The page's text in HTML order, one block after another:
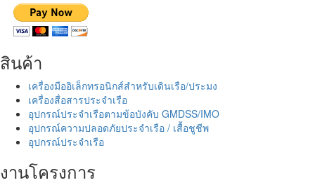
สินค้า
เครื่องมืออิเล็กทรอนิกส์สำหรับเดินเรือ/ประมง
เครื่องสื่อสารประจำเรือ
อุปกรณ์ประจำเรือตามข้อบังคับ GMDSS/IMO
อุปกรณ์ความปลอดภัยประจำเรือ / เสื้อชูชีพ
อุปกรณ์ประจำเรือ
งานโครงการ